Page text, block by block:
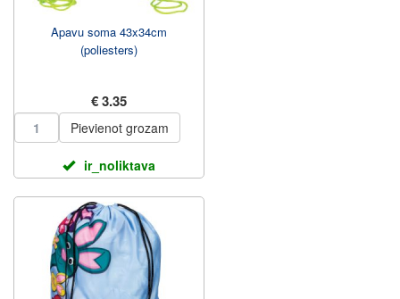
Apavu soma 43x34cm
(poliesters)
€ 3.35
Pievienot grozam
ir_noliktava